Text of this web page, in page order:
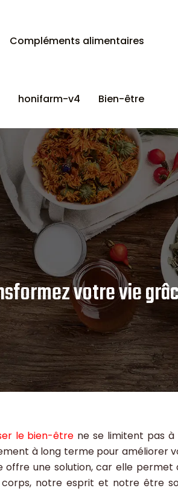
Compléments alimentaires
Bien-être
honifarm-v4
votre vie
le bien-être ne se limitent pas
à long terme pour améliorer
offre une solution, car elle
notre esprit et notre être